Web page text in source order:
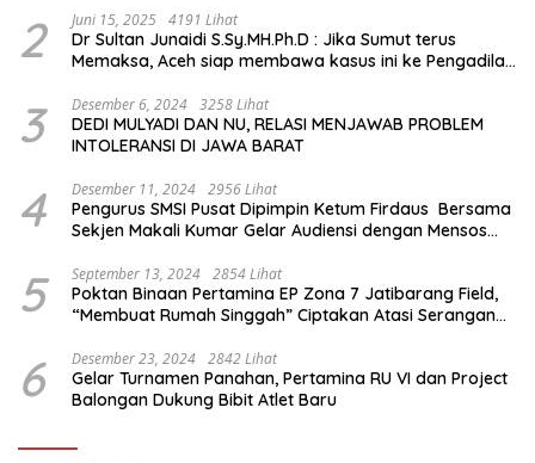
2 Juni 15, 2025 4191 Lihat
Dr Sultan Junaidi S.Sy.MH.Ph.D : Jika Sumut terus
Memaksa, Aceh siap membawa kasus ini ke Pengadilan
3 Desember 6, 2024 3258 Lihat
DEDI MULYADI DAN NU, RELASI MENJAWAB PROBLEM
INTOLERANSI DI JAWA BARAT
4 Desember 11, 2024 2956 Lihat
Pengurus SMSI Pusat Dipimpin Ketum Firdaus Bersama
Sekjen Makali Kumar Gelar Audiensi dengan Mensos
5 September 13, 2024 2854 Lihat
Poktan Binaan Pertamina EP Zona 7 Jatibarang Field,
“Membuat Rumah Singgah” Ciptakan Atasi Serangan
6 Desember 23, 2024 2842 Lihat
Gelar Turnamen Panahan, Pertamina RU VI dan Project
Balongan Dukung Bibit Atlet Baru